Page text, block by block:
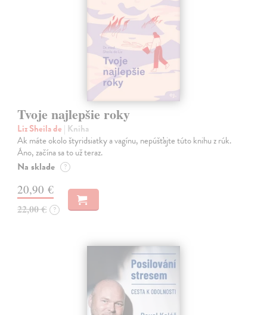
Tvoje najlepšie roky
Liz Sheila de | Kniha
Ak máte okolo štyridsiatky a vagínu, nepúšťajte túto knihu z rúk.
Áno, začína sa to už teraz.
Na sklade ?
20,90 €
22,00 € ?